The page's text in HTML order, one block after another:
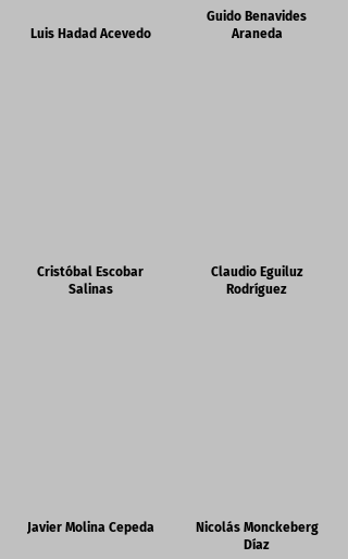
Luis Hadad Acevedo
Cristóbal Escobar
Salinas
Javier Molina Cepeda
Guido Benavides
Araneda
Claudio Eguiluz
Rodríguez
Nicolás Monckeberg
Díaz